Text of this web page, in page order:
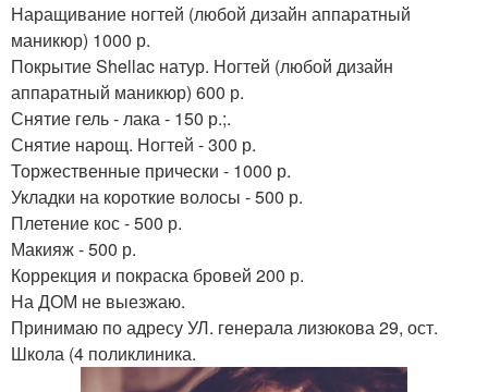
Наращивание ногтей (любой дизайн аппаратный
маникюр) 1000 р.
Покрытие Shellac натур. Ногтей (любой дизайн
аппаратный маникюр) 600 р.
Снятие гель - лака - 150 р.;.
Снятие нарощ. Ногтей - 300 р.
Торжественные прически - 1000 р.
Укладки на короткие волосы - 500 р.
Плетение кос - 500 р.
Макияж - 500 р.
Коррекция и покраска бровей 200 р.
На ДОМ не выезжаю.
Принимаю по адресу УЛ. генерала лизюкова 29, ост.
Школа (4 поликлиника.